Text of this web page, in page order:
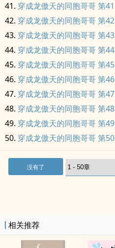
穿成龙傲天的同胞哥哥 第41
穿成龙傲天的同胞哥哥 第42
穿成龙傲天的同胞哥哥 第43
穿成龙傲天的同胞哥哥 第44
穿成龙傲天的同胞哥哥 第45
穿成龙傲天的同胞哥哥 第46
穿成龙傲天的同胞哥哥 第47
穿成龙傲天的同胞哥哥 第48
穿成龙傲天的同胞哥哥 第49
穿成龙傲天的同胞哥哥 第50
没有了
相关推荐